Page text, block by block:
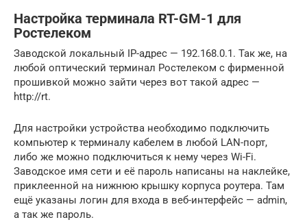
Настройка терминала RT-GM-1 для
Ростелеком
Заводской локальный IP-адрес — 192.168.0.1. Так же, на
любой оптический терминал Ростелеком с фирменной
прошивкой можно зайти через вот такой адрес —
http://rt.
Для настройки устройства необходимо подключить
компьютер к терминалу кабелем в любой LAN-порт,
либо же можно подключиться к нему через Wi-Fi.
Заводское имя сети и её пароль написаны на наклейке,
приклеенной на нижнюю крышку корпуса роутера. Там
ещё указаны логин для входа в веб-интерфейс — admin,
а так же пароль.